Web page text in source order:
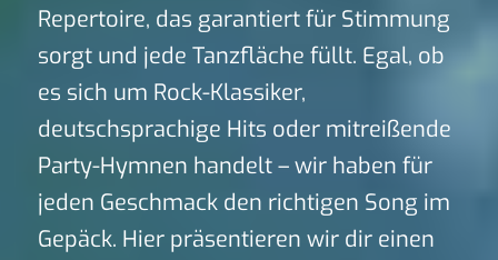
Repertoire, das garantiert für Stimmung
sorgt und jede Tanzfläche füllt. Egal, ob
es sich um Rock-Klassiker,
deutschsprachige Hits oder mitreißende
Party-Hymnen handelt – wir haben für
jeden Geschmack den richtigen Song im
Gepäck. Hier präsentieren wir dir einen